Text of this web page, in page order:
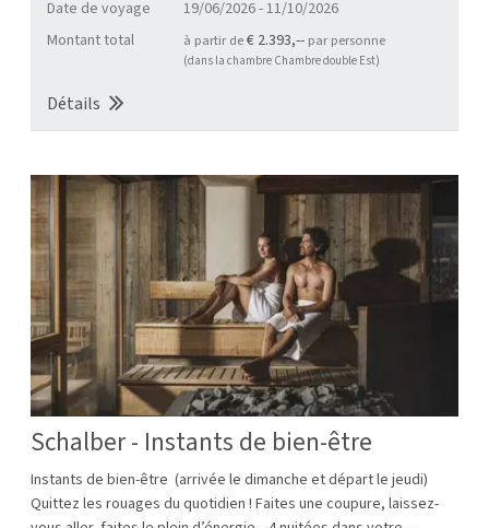
Date de voyage 19/06/2026-11/10/2026
Montant total
à partir de€ 2.393,--par personne
(dans la chambre Chambre double Est)
Détails
Schalber - Instants de bien-être
Instants de bien-être (arrivée le dimanche et départ le jeudi)
Quittez les rouages du quotidien ! Faites une coupure, laissez-